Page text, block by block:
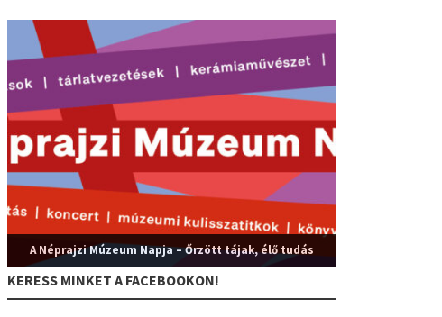
A Néprajzi Múzeum Napja – Őrzött tájak, élő tudás
KERESS MINKET A FACEBOOKON!